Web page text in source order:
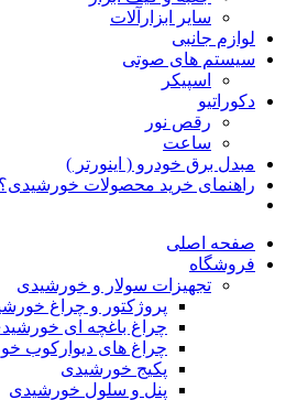
سایر ابزارآلات
لوازم جانبی
سیستم های صوتی
اسپیکر
دکوراتیو
رقص نور
ساعت
مبدل برق خودرو ( اینورتر )
راهنمای خرید محصولات
صفحه اصلی
فروشگاه
تجهیزات سولار و خورشیدی
پروژکتور و چراغ
چراغ باغچه ای
چراغ های دیوارکوب
پکیج خورشیدی
پنل و سلول خورشیدی